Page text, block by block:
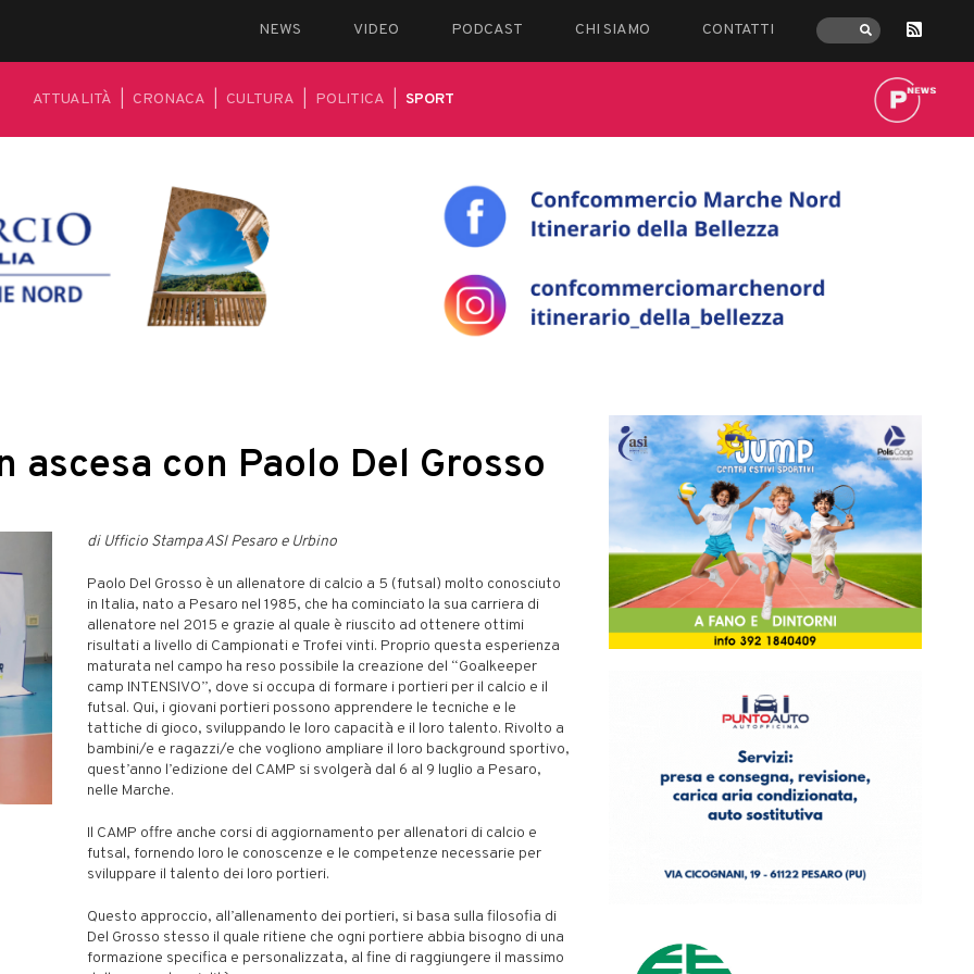
NEWS VIDEO PODCAST CHI SIAMO CONTATTI
ATTUALITÀ CRONACA CULTURA POLITICA SPORT
ascesa con Paolo Del Grosso
di Ufficio Stampa ASI Pesaro e Urbino
Paolo Del Grosso è un allenatore di calcio a 5 (futsal) molto conosciuto
in Italia, nato a Pesaro nel 1985, che ha cominciato la sua carriera di
allenatore nel 2015 e grazie al quale è riuscito ad ottenere ottimi
risultati a livello di Campionati e Trofei vinti. Proprio questa esperienza
maturata nel campo ha reso possibile la creazione del “Goalkeeper
camp INTENSIVO”, dove si occupa di formare i portieri per il calcio e il
futsal. Qui, i giovani portieri possono apprendere le tecniche e le
tattiche di gioco, sviluppando le loro capacità e il loro talento. Rivolto a
bambini/e e ragazzi/e che vogliono ampliare il loro background sportivo,
quest’anno l’edizione del CAMP si svolgerà dal 6 al 9 luglio a Pesaro,
nelle Marche.
Il CAMP offre anche corsi di aggiornamento per allenatori di calcio e
futsal, fornendo loro le conoscenze e le competenze necessarie per
sviluppare il talento dei loro portieri.
Questo approccio, all’allenamento dei portieri, si basa sulla filosofia di
Del Grosso stesso il quale ritiene che ogni portiere abbia bisogno di una
formazione specifica e personalizzata, al fine di raggiungere il massimo